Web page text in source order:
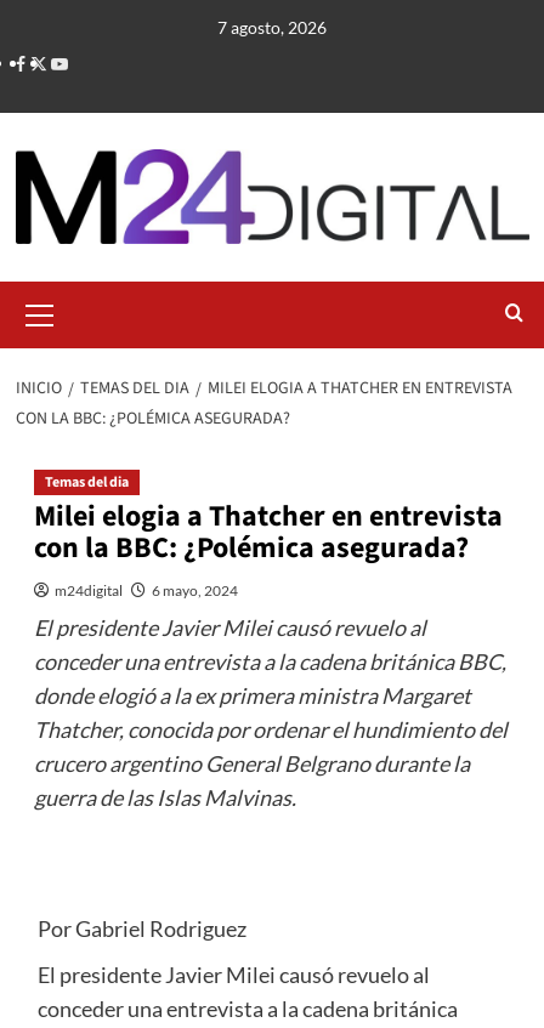
contenido
7 agosto, 2026
primario
INICIO TEMAS DEL DIA
MILEI ELOGIA A THATCHER EN ENTREVISTA
CON LA BBC: ¿POLÉMICA ASEGURADA?
Temas del dia
Milei elogia a Thatcher en entrevista
con la BBC: ¿Polémica asegurada?
m24digital 6 mayo, 2024
El presidente Javier Milei causó revuelo al
conceder una entrevista a la cadena británica BBC,
donde elogió a la ex primera ministra Margaret
Thatcher, conocida por ordenar el hundimiento del
crucero argentino General Belgrano durante la
guerra de las Islas Malvinas.
Por Gabriel Rodriguez
El presidente Javier Milei causó revuelo al
conceder una entrevista a la cadena británica